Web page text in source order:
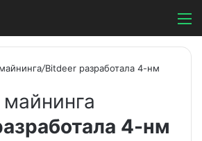
Switch skin
/Bitdeer разработала 4-нм
4-нм